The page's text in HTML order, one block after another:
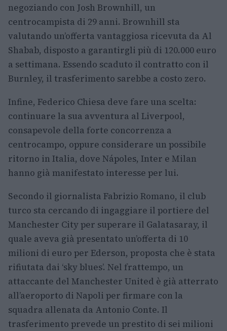
negoziando con Josh Brownhill, un
centrocampista di 29 anni. Brownhill sta
valutando un’offerta vantaggiosa ricevuta da Al
Shabab, disposto a garantirgli più di 120.000 euro
a settimana. Essendo scaduto il contratto con il
Burnley, il trasferimento sarebbe a costo zero.
Infine, Federico Chiesa deve fare una scelta:
continuare la sua avventura al Liverpool,
consapevole della forte concorrenza a
centrocampo, oppure considerare un possibile
ritorno in Italia, dove Nápoles, Inter e Milan
hanno già manifestato interesse per lui.
Secondo il giornalista Fabrizio Romano, il club
turco sta cercando di ingaggiare il portiere del
Manchester City per superare il Galatasaray, il
quale aveva già presentato un’offerta di 10
milioni di euro per Ederson, proposta che è stata
rifiutata dai ‘sky blues’. Nel frattempo, un
attaccante del Manchester United è già atterrato
all’aeroporto di Napoli per firmare con la
squadra allenata da Antonio Conte. Il
trasferimento prevede un prestito di sei milioni